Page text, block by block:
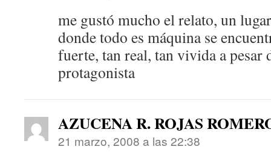
me gustó mucho el relato, un
donde todo es máquina se
fuerte, tan real, tan vivida a pesar
protagonista
AZUCENA R. ROJAS
21 marzo, 2008 a las 22:38